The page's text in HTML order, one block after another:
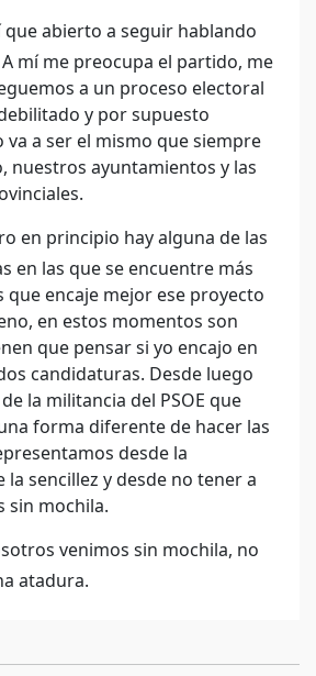
que abierto a seguir hablando
mí me preocupa el partido, me
a un proceso electoral
y por supuesto
a ser el mismo que siempre
nuestros ayuntamientos y las
en principio hay alguna de las
en las que se encuentre más
que encaje mejor ese proyecto
en estos momentos son
que pensar si yo encajo en
candidaturas. Desde luego
la militancia del PSOE que
forma diferente de hacer las
desde la
la sencillez y desde no tener a
sin mochila.
venimos sin mochila, no
atadura.